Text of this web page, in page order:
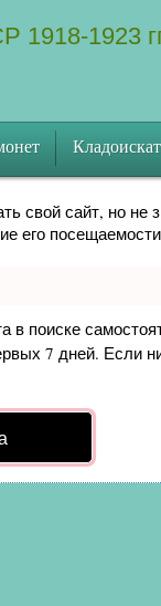
1923
свой сайт, но
его
в поиске
7 дней. Если